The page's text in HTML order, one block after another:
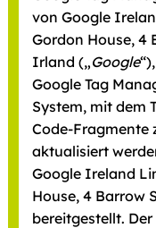
von Google
Gordon House, 4
Irland („Google
Google Tag
System, mit dem
Code-Fragmente
aktualisiert
Google Ireland
House, 4 Barrow
bereitgestellt.